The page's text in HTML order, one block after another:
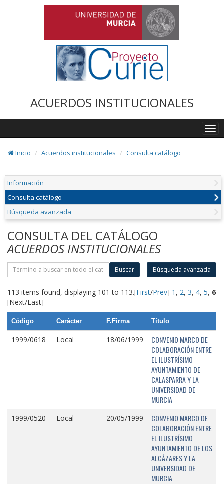
ACUERDOS INSTITUCIONALES
Inicio
Acuerdos institucionales Consulta catálogo
Información
Consulta catálogo
Búsqueda avanzada
CONSULTA DEL CATÁLOGO
ACUERDOS INSTITUCIONALES
Buscar Búsqueda avanzada
113 items found, displaying 101 to 113.[First/Prev] 1 , 2, 3, 4, 5, 6
[Next/Last]
Código Carácter F.Firma Título
1999/0618 Local 18/06/1999
CONVENIO MARCO DE
COLABORACIÓN ENTRE
EL ILUSTRÍSIMO
AYUNTAMIENTO DE
CALASPARRA Y LA
UNIVERSIDAD DE
MURCIA
1999/0520 Local 20/05/1999
CONVENIO MARCO DE
COLABORACIÓN ENTRE
EL ILUSTRÍSIMO
AYUNTAMIENTO DE LOS
ALCÁZARES Y LA
UNIVERSIDAD DE
MURCIA